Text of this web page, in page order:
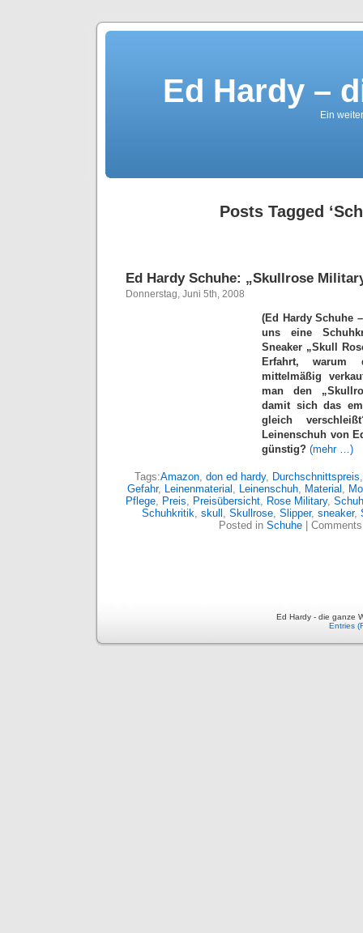
Ed Hardy –
Ein
Posts Tagged
Ed Hardy Schuhe: „Skullrose
Donnerstag, Juni 5th, 2008
(Ed Hardy Schuhe
uns eine
Sneaker „Skull
Erfahrt,
mittelmäßig
man den
damit sich das
gleich
Leinenschuh von
günstig? (mehr …)
Tags:Amazon, don ed hardy, Durchschnittspreis
Gefahr, Leinenmaterial , Leinenschuh, Material ,
Pflege, Preis, Preisübersicht, Rose Military, Schuh
Schuhkritik, skull , Skullrose, Slipper, sneaker,
Posted in Schuhe|
Ed Hardy - die ganze
Entries